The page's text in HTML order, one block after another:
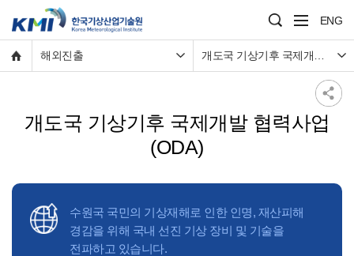
ENG
해외진출
개도국 기상기후 국제개발 협력사업
(ODA)
수원국 국민의 기상재해로 인한 인명, 재산피해
경감을 위해 국내 선진 기상 장비 및 기술을
전파하고 있습니다.